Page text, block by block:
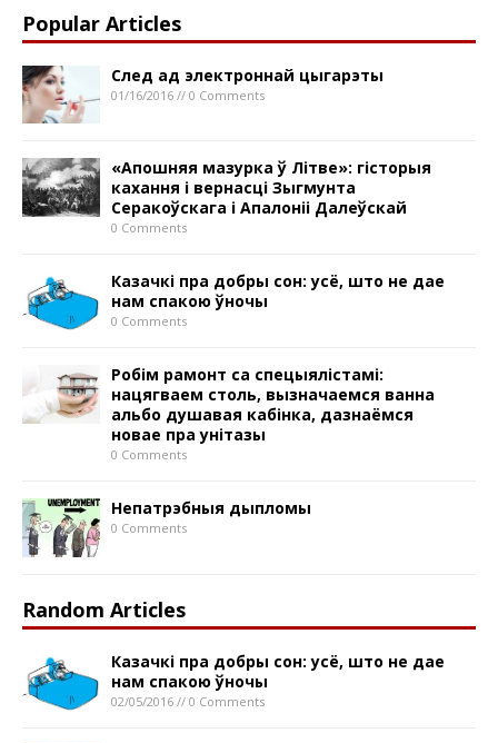
Popular Articles
След ад электроннай цыгарэты
01/16/2016 // 0 Comments
«Апошняя мазурка ў Літве»: гісторыя
кахання і вернасці Зыгмунта
Серакоўскага і Апалоніі Далеўскай
0 Comments
Казачкі пра добры сон: усё, што не дае
нам спакою ўночы
0 Comments
Робім рамонт са спецыялістамі:
нацягваем столь, вызначаемся ванна
альбо душавая кабінка, дазнаёмся
новае пра унітазы
0 Comments
Непатрэбныя дыпломы
0 Comments
Random Articles
Казачкі пра добры сон: усё, што не дае
нам спакою ўночы
02/05/2016 // 0 Comments